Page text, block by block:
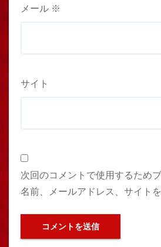
メール ※
サイト
次回のコメントで使用するため
名前、メールアドレス、サイトを